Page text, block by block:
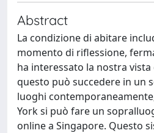
Abstract
La condizione di abitare
momento di riflessione,
ha interessato la nostra
questo può succedere in un
luoghi
York si può fare un
online a Singapore. Questo